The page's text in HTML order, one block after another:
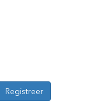
Registreer